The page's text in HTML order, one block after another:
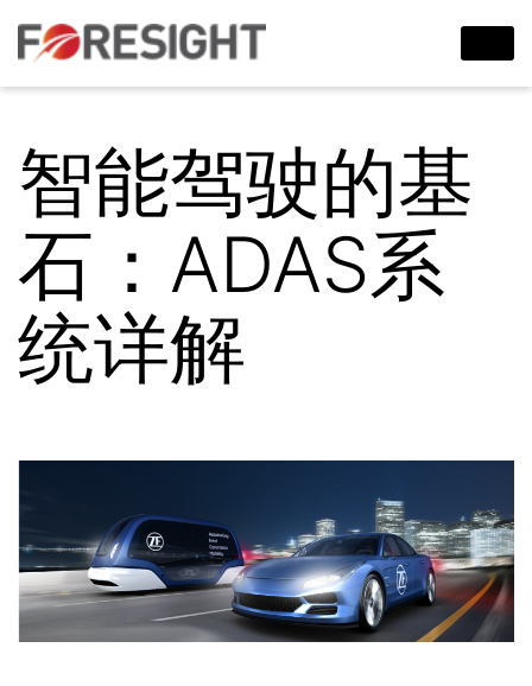
智能驾驶的基
石：ADAS系
统详解